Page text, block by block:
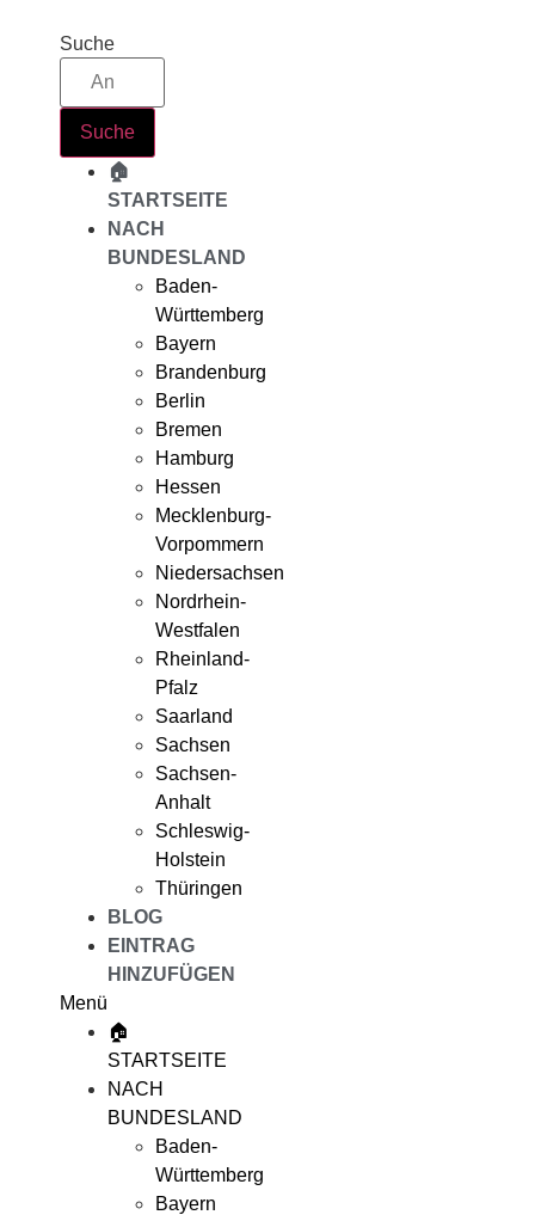
Suche
Suche
🏠
STARTSEITE
NACH
BUNDESLAND
Baden-
Württemberg
Bayern
Brandenburg
Berlin
Bremen
Hamburg
Hessen
Mecklenburg-
Vorpommern
Niedersachsen
Nordrhein-
Westfalen
Rheinland-
Pfalz
Saarland
Sachsen
Sachsen-
Anhalt
Schleswig-
Holstein
Thüringen
BLOG
EINTRAG
HINZUFÜGEN
Menü
🏠
STARTSEITE
NACH
BUNDESLAND
Baden-
Württemberg
Bayern